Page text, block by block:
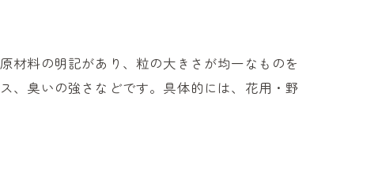
材料の明記があり、粒の大きさが均一なものを
、臭いの強さなどです。具体的には、花用・野